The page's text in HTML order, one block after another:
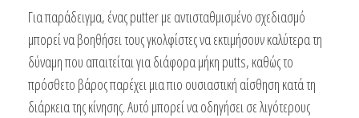
Για παράδειγμα, ένας putter με αντισταθμισμένο σχεδιασμό
μπορεί να βοηθήσει τους γκολφίστες να εκτιμήσουν καλύτερα τη
δύναμη που απαιτείται για διάφορα μήκη putts, καθώς το
πρόσθετο βάρος παρέχει μια πιο ουσιαστική αίσθηση κατά τη
διάρκεια της κίνησης. Αυτό μπορεί να οδηγήσει σε λιγότερους